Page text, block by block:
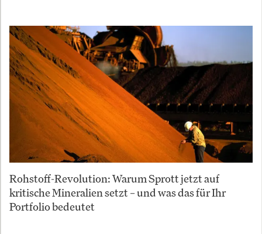
Rohstoff-Revolution: Warum Sprott jetzt auf
kritische Mineralien setzt – und was das für Ihr
Portfolio bedeutet